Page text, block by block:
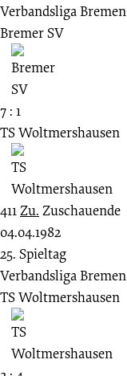
Verbandsliga Bremen
Bremer SV
7 : 1
TS Woltmershausen
411Zu. Zuschauende
04.04.1982
25. Spieltag
Verbandsliga Bremen
TS Woltmershausen